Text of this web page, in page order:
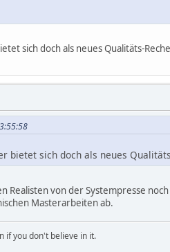
sich doch als neues Qualitäts-
bietet sich doch als neues
Realisten von der Systempresse
Masterarbeiten ab.
if you don't believe in it.